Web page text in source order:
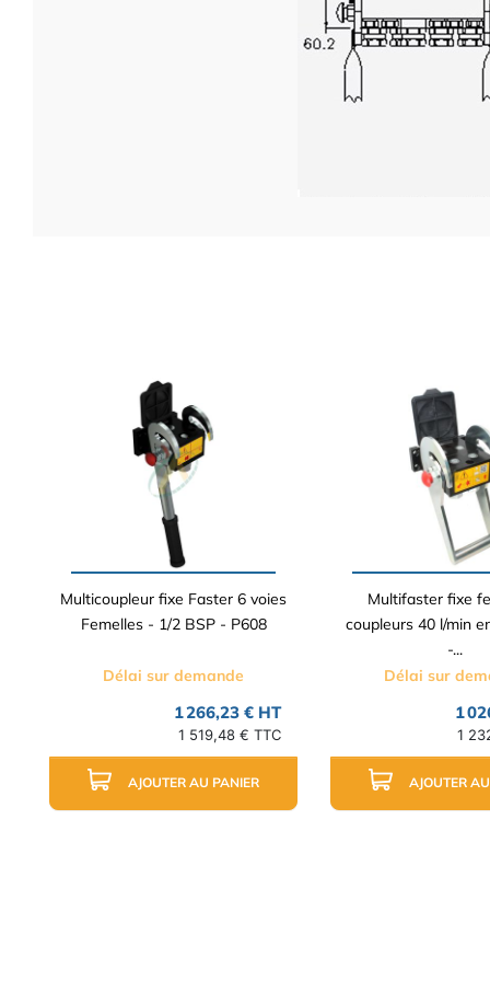
Multicoupleur fixe Faster 6 voies
Femelles - 1/2 BSP - P608
Délai sur demande
1 266,23 € HT
1 519,48 € TTC
AJOUTER AU PANIER
Multifaster fixe
coupleurs 40 l/min
-...
Délai sur
1
1
AJOUTER